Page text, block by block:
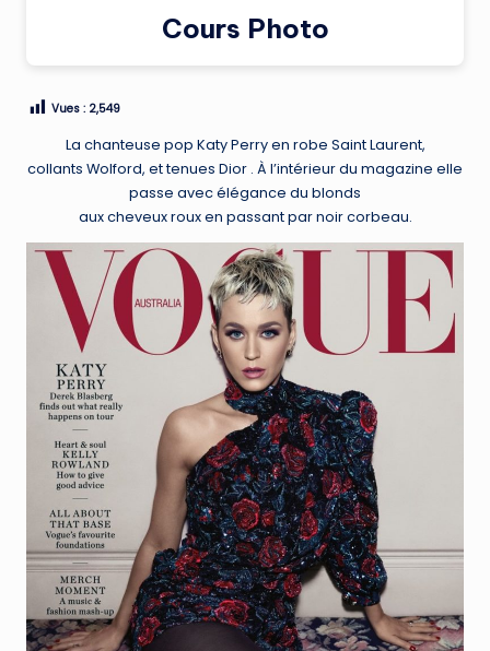
Cours Photo
Vues : 2,549
La chanteuse pop Katy Perry en robe Saint Laurent,
collants Wolford, et tenues Dior . À l’intérieur du magazine elle
passe avec élégance du blonds
aux cheveux roux en passant par noir corbeau.